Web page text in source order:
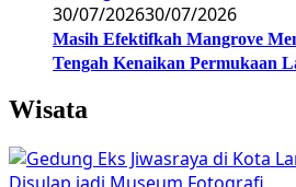
30/07/202630/07/2026
Masih Efektifkah Mangrove
Tengah Kenaikan Permukaan
Wisata